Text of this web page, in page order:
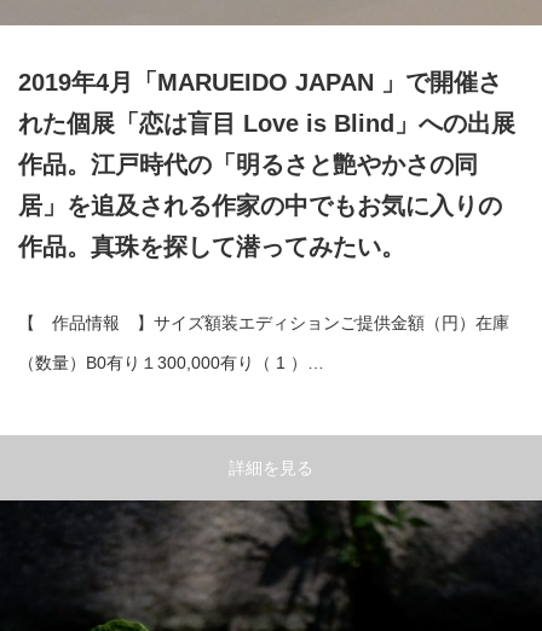
2019年4月「MARUEIDO JAPAN 」で開催さ
れた個展「恋は盲目 Love is Blind」への出展
作品。江戸時代の「明るさと艶やかさの同
居」を追及される作家の中でもお気に入りの
作品。真珠を探して潜ってみたい。
【 作品情報 】サイズ額装エディションご提供金額（円）在庫
（数量）B0有り１300,000有り（ 1 ）…
詳細を見る